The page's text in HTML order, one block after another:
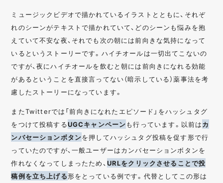
ミュージックビデオで描かれているイラストとともに、それぞ
れのシーンがテキストで描かれていて、どのシーンも悩みを抱
えていて不安な夜、それでも次の朝には前向きな気持になって
いるというストーリーです。ハイチオールは一切出てこないの
ですが、夜にハイチオールを飲むと朝には前向きになれる効能
があるということを直接言ってない（暗示している）薬事法を考
慮したストーリーになっています。
またTwitterでは「前向きになれたエピソード」をハッシュタグ
をつけて投稿するUGCキャンペーンも行っています。以前はカ
ンバセーションボタンを押してハッシュタグ投稿を促す形で行
っていたのですが、一般ユーザーはカンバセーションボタンを
作れなくなってしまったため、URLをクリックさせることで投
稿例を立ち上げる形をとっている例です。代替としてこの形は